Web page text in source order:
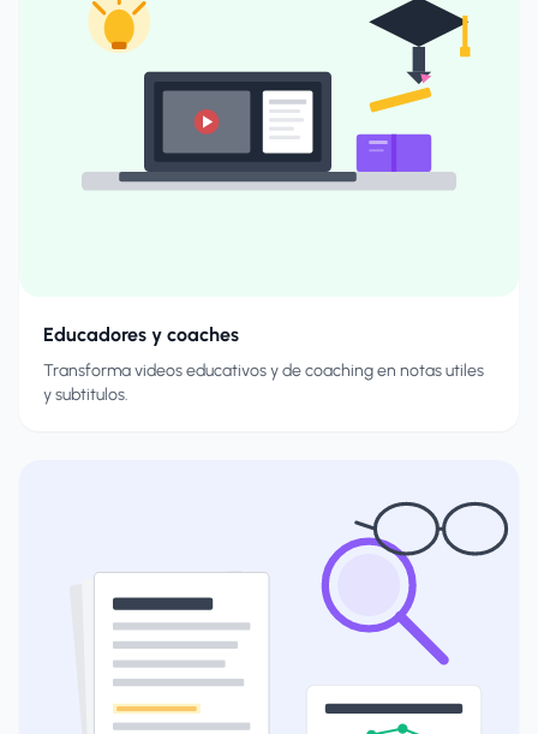
Educadores y coaches
Transforma videos educativos y de coaching en notas utiles
y subtitulos.